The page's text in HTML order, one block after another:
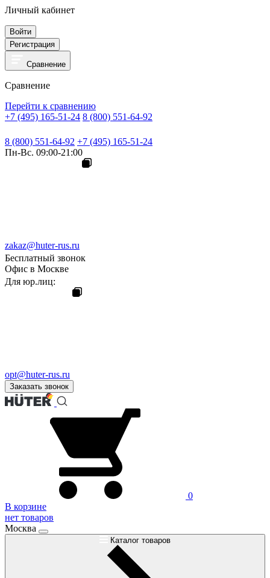
Личный кабинет
Войти
Регистрация
Сравнение
Сравнение
Перейти к сравнению
+7 (495) 165-51-24 8 (800) 551-64-92
8 (800) 551-64-92 +7 (495) 165-51-24
Пн-Вс. 09:00-21:00
zakaz@huter-rus.ru
Бесплатный звонок
Офис в Москве
Для юр.лиц:
opt@huter-rus.ru
Заказать звонок
0
В корзине
нет товаров
Москва
Каталог товаров